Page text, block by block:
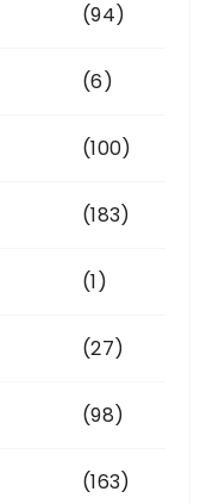
(94)
(6)
(100)
(183)
(1)
(27)
(98)
(163)